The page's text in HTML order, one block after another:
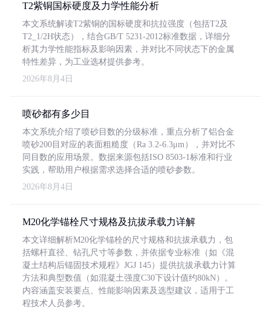
T2紫铜国标硬度及力学性能分析
本文系统解读T2紫铜的国标硬度和抗拉强度（包括T2及
T2_1/2H状态），结合GB/T 5231-2012标准数据，详细分
析其力学性能指标及影响因素，并对比不同状态下的金属
特性差异，为工业选材提供参考。
2026年8月4日
喷砂都有多少目
本文系统介绍了喷砂目数的分级标准，重点分析了铝合金
喷砂200目对应的表面粗糙度（Ra 3.2-6.3μm），并对比不
同目数的应用场景。数据来源包括ISO 8503-1标准和行业
实践，帮助用户根据需求选择合适的喷砂参数。
2026年8月4日
M20化学锚栓尺寸规格及抗拔承载力详解
本文详细解析M20化学锚栓的尺寸规格和抗拔承载力，包
括螺杆直径、钻孔尺寸等参数，并依据专业标准（如《混
凝土结构后锚固技术规程》JGJ 145）提供抗拔承载力计算
方法和典型数值（如混凝土强度C30下设计值约80kN）。
内容涵盖安装要点、性能影响因素及选型建议，适用于工
程技术人员参考。